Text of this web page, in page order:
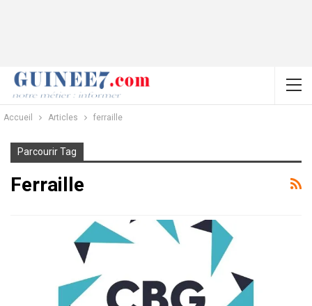
Accueil Articles ferraille
Parcourir Tag
Ferraille